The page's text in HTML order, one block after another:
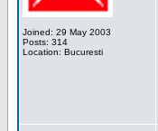
Joined: 29 May 2003
Posts: 314
Location: Bucuresti